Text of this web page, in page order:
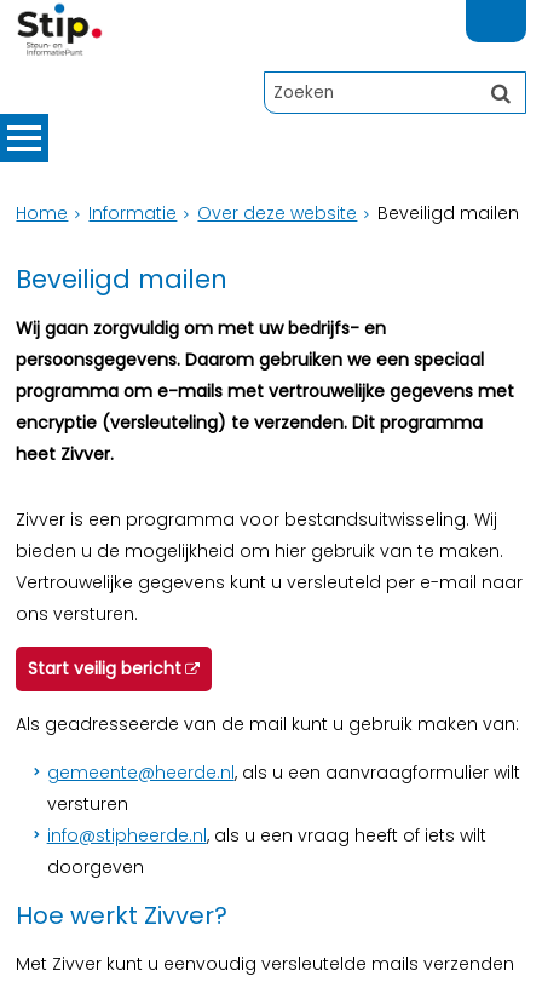
Home Informatie Over deze website Beveiligd mailen
Beveiligd mailen
Wij gaan zorgvuldig om met uw bedrijfs- en
persoonsgegevens. Daarom gebruiken we een speciaal
programma om e-mails met vertrouwelijke gegevens met
encryptie (versleuteling) te verzenden. Dit programma
heet Zivver.
Zivver is een programma voor bestandsuitwisseling. Wij
bieden u de mogelijkheid om hier gebruik van te maken.
Vertrouwelijke gegevens kunt u versleuteld per e-mail naar
ons versturen.
Start veilig bericht
Als geadresseerde van de mail kunt u gebruik maken van:
gemeente@heerde.nl, als u een aanvraagformulier wilt
versturen
info@stipheerde.nl, als u een vraag heeft of iets wilt
doorgeven
Hoe werkt Zivver?
Met Zivver kunt u eenvoudig versleutelde mails verzenden